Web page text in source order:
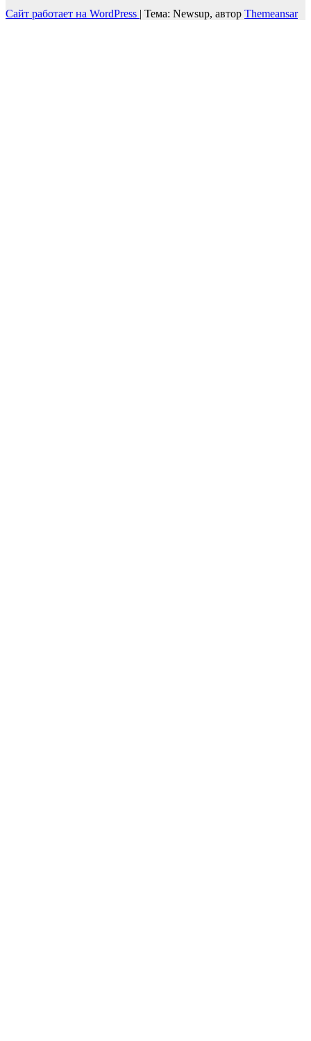
Сайт работает на WordPress | Тема: Newsup, автор Themeansar